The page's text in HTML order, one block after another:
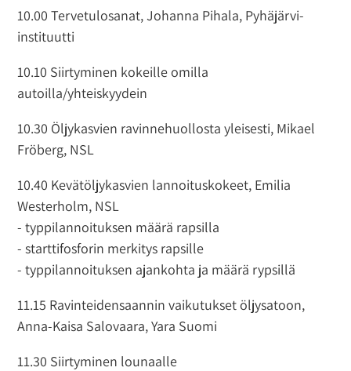
10.00 Tervetulosanat, Johanna Pihala, Pyhäjärvi-
instituutti
10.10 Siirtyminen kokeille omilla
autoilla/yhteiskyydein
10.30 Öljykasvien ravinnehuollosta yleisesti, Mikael
Fröberg, NSL
10.40 Kevätöljykasvien lannoituskokeet, Emilia
Westerholm, NSL
- typpilannoituksen määrä rapsilla
- starttifosforin merkitys rapsille
- typpilannoituksen ajankohta ja määrä rypsillä
11.15 Ravinteidensaannin vaikutukset öljysatoon,
Anna-Kaisa Salovaara, Yara Suomi
11.30 Siirtyminen lounaalle